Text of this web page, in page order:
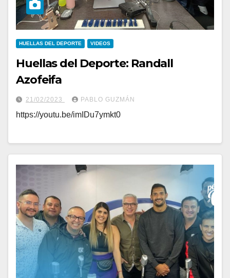
HUELLAS DEL DEPORTE VIDEOS
Huellas del Deporte: Randall
Azofeifa
21/02/2023 PABLO GUZMÁN
https://youtu.be/imIDu7ymkt0